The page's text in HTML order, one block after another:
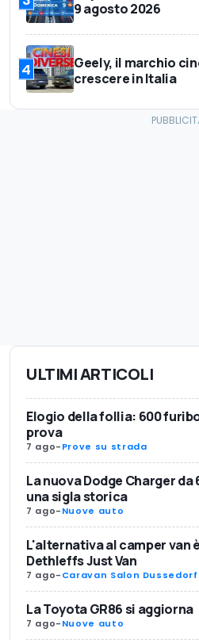
9 agosto 2026
4
Geely, il marchio
crescere in Italia
ULTIMI ARTICOLI
Elogio della follia: 600
prova
7 ago-Prove su strada
La nuova Dodge Charger
una sigla storica
7 ago-Nuove auto
L'alternativa al camper van
Dethleffs Just Van
7 ago-Caravan Salon Dussedorf
La Toyota GR86 si aggiorna
7 ago-Nuove auto